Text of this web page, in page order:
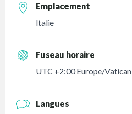
Emplacement
Italie
Fuseau horaire
UTC +2:00 Europe/Vatican
Langues